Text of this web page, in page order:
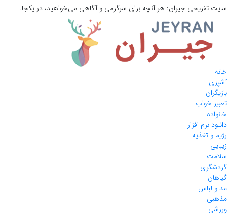
سایت تفریحی جیران: هر آنچه برای سرگرمی و آگاهی می‌خواهید، در یکجا.
خانه
آشپزی
بازیگران
تعبیر خواب
خانواده
دانلود نرم افزار
رژیم و تغذیه
زیبایی
سلامت
گردشگری
گیاهان
مد و لباس
مذهبی
ورزشی